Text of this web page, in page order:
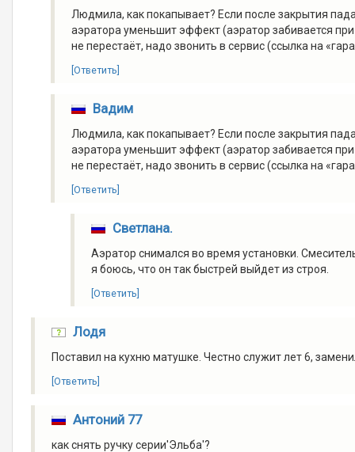
Людмила, как покапывает? Если после закрытия
аэратора уменьшит эффект (аэратор забивается
не перестаёт, надо звонить в сервис (ссылка на
[Ответить]
Вадим
Людмила, как покапывает? Если после закрытия
аэратора уменьшит эффект (аэратор забивается
не перестаёт, надо звонить в сервис (ссылка на
[Ответить]
Светлана.
Аэратор снимался во время установки.
я боюсь, что он так быстрей выйдет из строя.
[Ответить]
Лодя
Поставил на кухню матушке. Честно служит лет 6,
[Ответить]
Антоний 77
как снять ручку серии'Эльба'?